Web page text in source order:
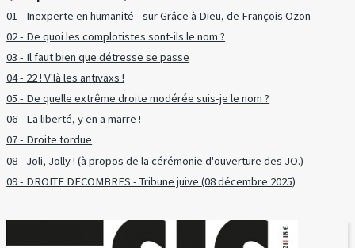
01 - Inexperte en humanité - sur Grâce à Dieu, de François Ozon
02 - De quoi les complotistes sont-ils le nom ?
03 - Il faut bien que détresse se passe
04 - 22 ! V'là les antivaxs !
05 - De quelle extrême droite modérée suis-je le nom ?
06 - La liberté, y en a marre !
07 - Droite tordue
08 - Joli, Jolly ! (à propos de la cérémonie d'ouverture des JO.)
09 - DROITE DECOMBRES - Tribune juive (08 décembre 2025)